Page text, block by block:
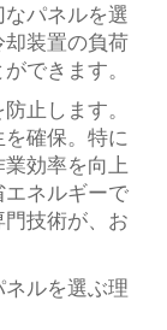
パネルを選
装置の負荷
できます。
止します。
確保。特に
効率を向上
ネルギーで
技術が、お
ルを選ぶ理